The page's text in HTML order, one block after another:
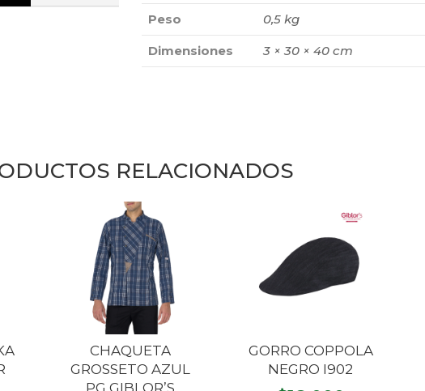
Peso 0,5 kg
Dimensiones 3 × 30 × 40 cm
RELACIONADOS
CHAQUETA
GROSSETO AZUL
PG GIBLOR’S
GORRO COPPOLA
NEGRO I902